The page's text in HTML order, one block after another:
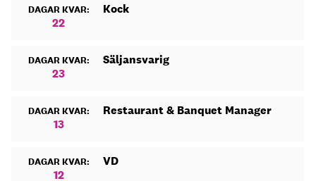
DAGAR KVAR:
22
Kock
DAGAR KVAR:
23
Säljansvarig
DAGAR KVAR:
13
Restaurant & Banquet Manager
DAGAR KVAR:
12
VD